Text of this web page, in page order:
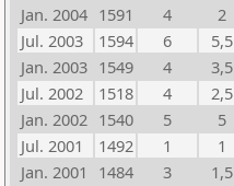
Jan. 2004 1591 4
2
Jul. 2003
1594 6
5,5
Jan. 2003 1549 4
3,5
Jul. 2002
1518 4
2,5
Jan. 2002 1540 5
5
Jul. 2001
1492 1
1
Jan. 2001
1484 3
1,5